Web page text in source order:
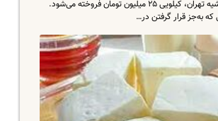
پنیر الاغ تولیدشده در حاشیه تهران، کیلویی ۲۵ میلیون تومان فروخته می‌شود.
به‌جز قرار گرفتن در…